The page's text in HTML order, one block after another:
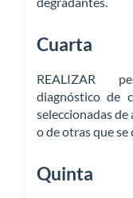
Cuarta
REALIZAR
diagnóstico de
seleccionadas
o de otras que se
Quinta